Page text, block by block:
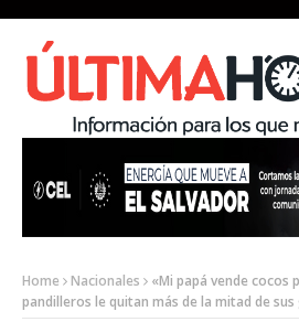
Home Nacionales
«Mi papá vende cocos
pandilleros le quitan más de la mitad de sus